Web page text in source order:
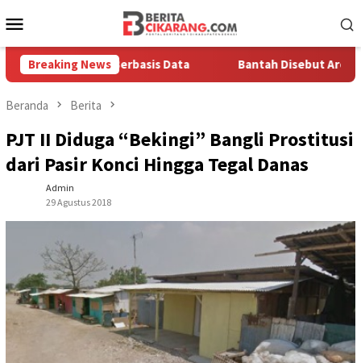
ke
Mobile
Breaking News
Solusi Berbasis Data Bantah Disebut Arogan, Kuasa
Beranda Berita
PJT II Diduga “Bekingi” Bangli Prostitusi
dari Pasir Konci Hingga Tegal Danas
Admin
29 Agustus 2018